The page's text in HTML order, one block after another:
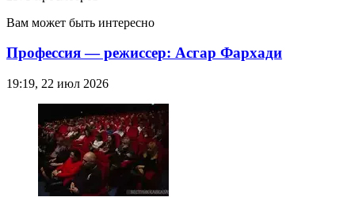
Вам может быть интересно
Профессия — режиссер: Асгар Фархади
19:19, 22 июл 2026